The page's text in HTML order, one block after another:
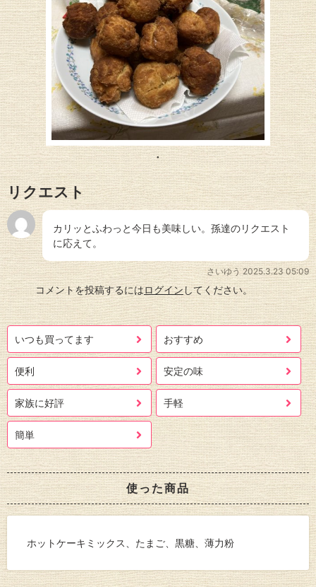
リクエスト
カリッとふわっと今日も美味しい。孫達のリクエスト
に応えて。
さいゆう 2025.3.23 05:09
コメントを投稿するにはログイン してください。
いつも買ってます おすすめ
便利 安定の味
家族に好評 手軽
簡単
使った商品
ホットケーキミックス、たまご、黒糖、薄力粉